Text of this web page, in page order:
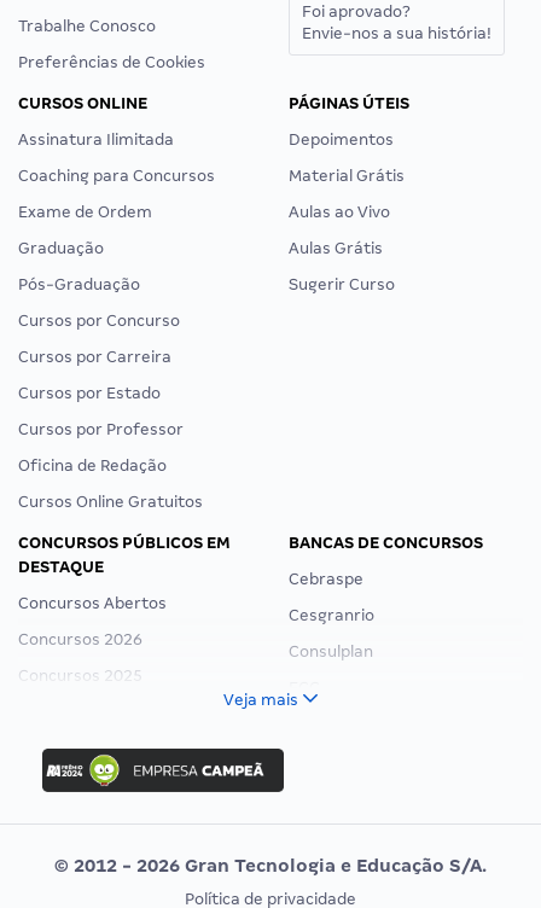
Trabalhe Conosco
Preferências de Cookies
Foi aprovado?
Envie-nos a sua história!
CURSOS ONLINE
Assinatura Ilimitada
Coaching para Concursos
Exame de Ordem
Graduação
Pós-Graduação
Cursos por Concurso
Cursos por Carreira
Cursos por Estado
Cursos por Professor
Oficina de Redação
Cursos Online Gratuitos
PÁGINAS ÚTEIS
Depoimentos
Material Grátis
Aulas ao Vivo
Aulas Grátis
Sugerir Curso
CONCURSOS PÚBLICOS EM
DESTAQUE
Concursos Abertos
Concursos 2026
Concursos 2025
Concurso Nacional Unificado
Concurso Ibama
Concurso MPU
Editais publicados
BANCAS DE CONCURSOS
Cebraspe
Cesgranrio
Consulplan
Vunesp
Veja mais
© 2012 - 2026 Gran Tecnologia e Educação S/A.
Política de privacidade